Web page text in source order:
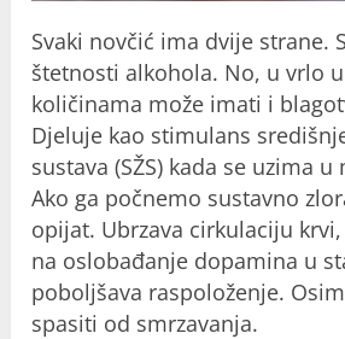
Svaki novčić ima dvije strane.
štetnosti alkohola. No, u vrlo
količinama može imati i
Djeluje kao stimulans
sustava (SŽS) kada se uzima
Ako ga počnemo sustavno
opijat. Ubrzava cirkulaciju
na oslobađanje dopamina u
poboljšava raspoloženje.
spasiti od smrzavanja.